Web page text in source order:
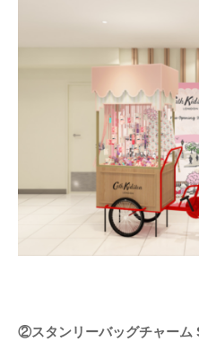
②スタンリーバッグチャーム